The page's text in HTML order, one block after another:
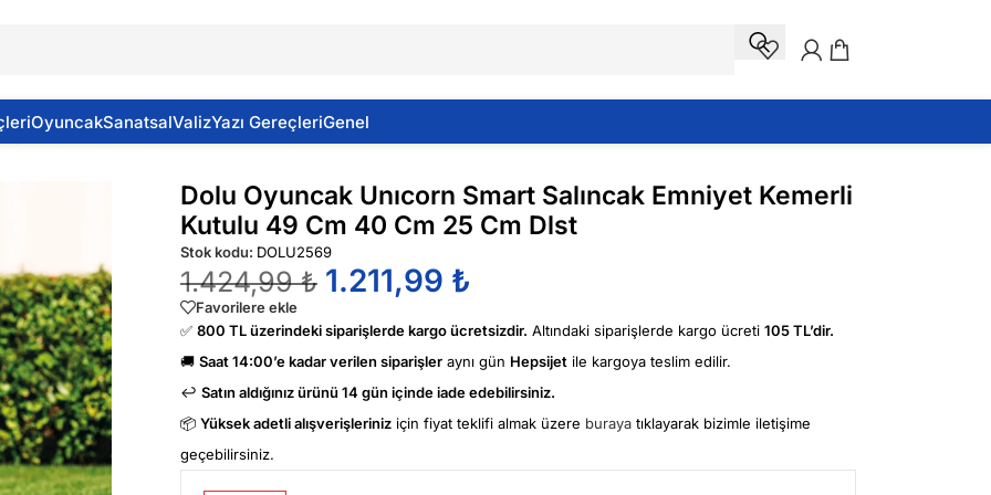
OyuncakSanatsalValizYazı GereçleriGenel
Kemerli Kutulu 49 Cm 40 Cm 25 Cm Dlst
Dolu Oyuncak Unıcorn Smart Salıncak Emniyet Kemerli
Kutulu 49 Cm 40 Cm 25 Cm Dlst
Stok kodu: DOLU2569
1.424,99₺ 1.211,99 ₺
Favorilere ekle
✅ 800 TL üzerindeki siparişlerde kargo ücretsizdir. Altındaki siparişlerde kargo ücreti 105 TL’dir.
🚚 Saat 14:00’e kadar verilen siparişler aynı gün Hepsijet ile kargoya teslim edilir.
↩️ Satın aldığınız ürünü 14 gün içinde iade edebilirsiniz.
📦 Yüksek adetli alışverişleriniz için fiyat teklifi almak üzere buraya tıklayarak bizimle iletişime
geçebilirsiniz.